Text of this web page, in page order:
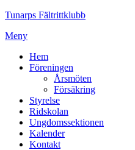
Tunarps Fältrittklubb
Meny
Hem
Föreningen
Årsmöten
Försäkring
Styrelse
Ridskolan
Ungdomssektionen
Kalender
Kontakt